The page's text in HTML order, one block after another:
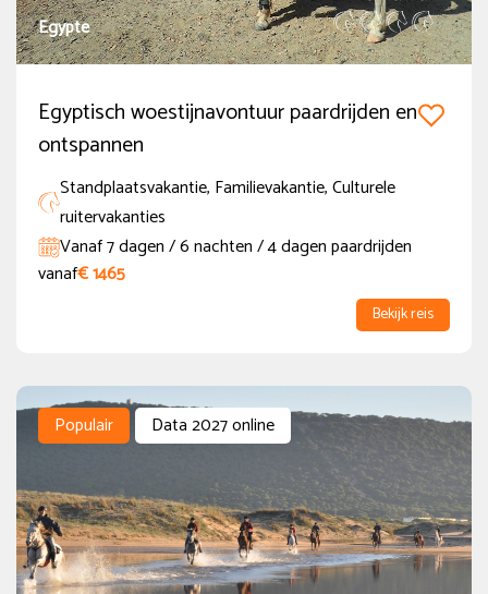
Nieuw
(45)
(19)
Vol in 2027
(1)
Ruiterniveau
Beginner
(70)
Gevorderde beginner
Gevorderde Ruiter
Zeer gevorderde Ruiter
Extra Opties
Egypte
Egyptisch woestijnavontuur paardrijden en
ontspannen
Standplaatsvakantie, Familievakantie, Culturele
ruitervakanties
Vanaf 7 dagen / 6 nachten / 4 dagen paardrijden
vanaf€ 1465
Bekijk reis
Populair Data 2027 online